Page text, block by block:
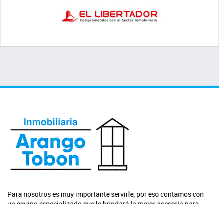
Para nosotros es muy importante servirle, por eso contamos con